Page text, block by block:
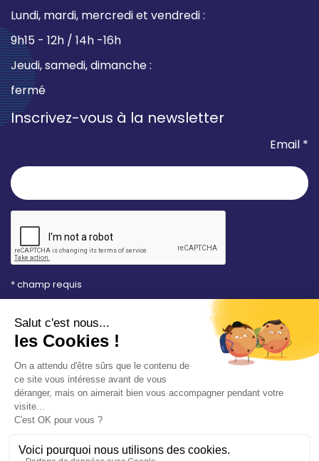
Lundi, mardi, mercredi et vendredi :
9h15 - 12h / 14h -16h
Jeudi, samedi, dimanche :
fermé
Inscrivez-vous à la newsletter
Email *
* champ requis
vous envoyer les lettres d'information de la Mairie de
Saint-Aubin-sur-Mer. Vous pouvez à tout moment
utiliser le lien de désabonnement intégré dans la
newsletter. Consultez notre
confidentialitépour en savoir plus.